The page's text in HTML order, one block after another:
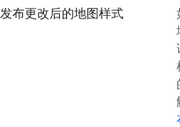
发布更改后的地图样式